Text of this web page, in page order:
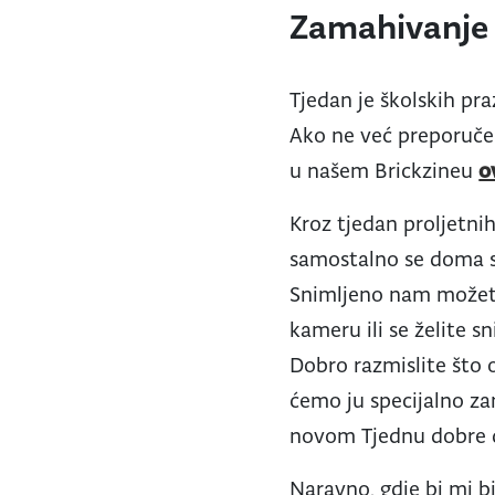
Tjedan je školskih
Ako ne već
u našem Brickzineu
Kroz tjedan
samostalno se
Snimljeno nam
kameru ili se želite
Dobro razmislite što
ćemo ju specijalno
novom Tjednu
Naravno, gdje bi mi